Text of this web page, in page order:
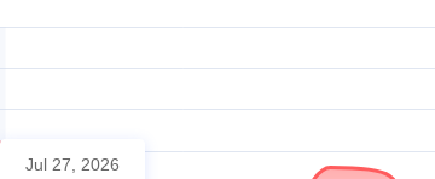
Jul 27, 2026